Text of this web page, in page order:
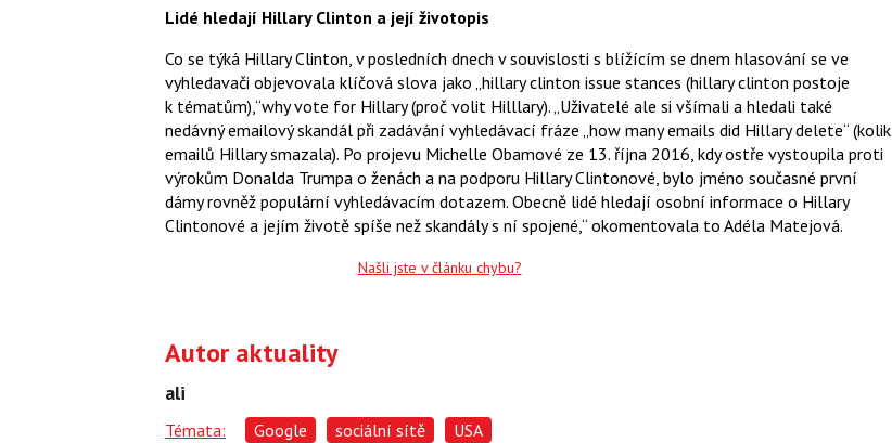
Lidé hledají Hillary Clinton a její životopis
Co se týká Hillary Clinton, v posledních dnech v souvislosti s blížícím se dnem hlasování se ve
vyhledavači objevovala klíčová slova jako „hillary clinton issue stances (hillary clinton postoje
k tématům),“why vote for Hillary (proč volit Hilllary). „Uživatelé ale si všímali a hledali také
nedávný emailový skandál při zadávání vyhledávací fráze „how many emails did Hillary delete“ (kolik
emailů Hillary smazala). Po projevu Michelle Obamové ze 13. října 2016, kdy ostře vystoupila proti
výrokům Donalda Trumpa o ženách a na podporu Hillary Clintonové, bylo jméno současné první
dámy rovněž populární vyhledávacím dotazem. Obecně lidé hledají osobní informace o Hillary
Clintonové a jejím životě spíše než skandály s ní spojené,“ okomentovala to Adéla Matejová.
Našli jste v článku chybu?
Autor aktuality
ali
Témata: Google sociální sítě USA